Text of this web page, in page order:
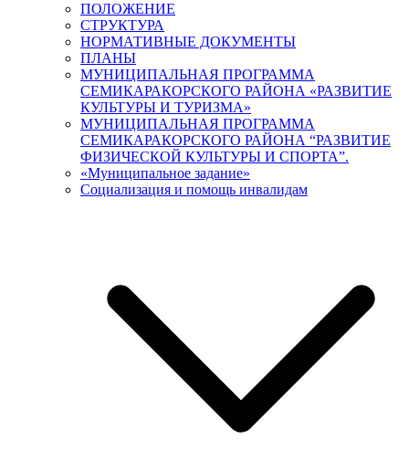
ПОЛОЖЕНИЕ
СТРУКТУРА
НОРМАТИВНЫЕ ДОКУМЕНТЫ
ПЛАНЫ
МУНИЦИПАЛЬНАЯ ПРОГРАММА
СЕМИКАРАКОРСКОГО РАЙОНА «РАЗВИТИЕ
КУЛЬТУРЫ И ТУРИЗМА»
МУНИЦИПАЛЬНАЯ ПРОГРАММА
СЕМИКАРАКОРСКОГО РАЙОНА “РАЗВИТИЕ
ФИЗИЧЕСКОЙ КУЛЬТУРЫ И СПОРТА”.
«Муниципальное задание»
Социализация и помощь инвалидам